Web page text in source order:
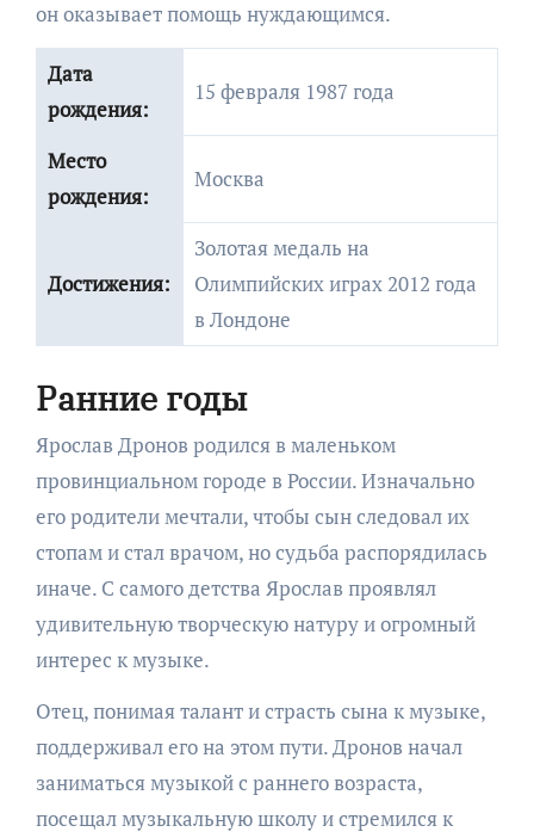
он оказывает помощь нуждающимся.
Дата
рождения:
15 февраля 1987 года
Место
рождения:
Москва
Достижения:
Золотая медаль на
Олимпийских играх 2012 года
в Лондоне
Ранние годы
Ярослав Дронов родился в маленьком
провинциальном городе в России. Изначально
его родители мечтали, чтобы сын следовал их
стопам и стал врачом, но судьба распорядилась
иначе. С самого детства Ярослав проявлял
удивительную творческую натуру и огромный
интерес к музыке.
Отец, понимая талант и страсть сына к музыке,
поддерживал его на этом пути. Дронов начал
заниматься музыкой с раннего возраста,
посещал музыкальную школу и стремился к